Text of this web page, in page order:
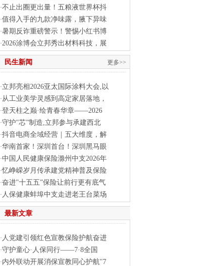
·不止出圈更出量！五粮液世界杯抖
·值得入手的九款净味露，腋下异味
·暑期反诈重磅警示！警惕小红书博
·2026涂博会立邦秀出材料科技，展
民生新闻 更多>>
·立邦亮相2026亚太国际涂料大会,以
·从工业美学灵感到高定家居落地，
·登天柱之巅·绘青春华章——2026
·守护"芯”制造,立邦参与承建西北
·抖音电商全域经营｜五大维度，解
·华南首家！深圳首台！深圳黑马眼
·中国人民健康保险滁州中支2026年
·忆峥嵘岁月传承建党精神普及保险
·奋进"十五五”保险让前行更有底气
· 人保健康蚌埠中支走进老王台菜场
最新文章
· 人党建引领红色宣教保险护航奋进
·守护童心·人保同行——7·8全国
·内外联动开展消保宣教同心护航"7